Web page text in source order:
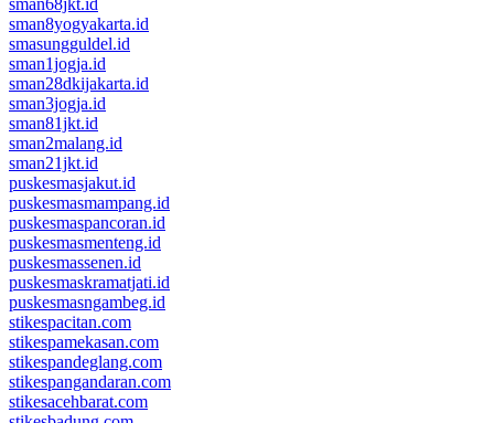
sman68jkt.id
sman8yogyakarta.id
smasungguldel.id
sman1jogja.id
sman28dkijakarta.id
sman3jogja.id
sman81jkt.id
sman2malang.id
sman21jkt.id
puskesmasjakut.id
puskesmasmampang.id
puskesmaspancoran.id
puskesmasmenteng.id
puskesmassenen.id
puskesmaskramatjati.id
puskesmasngambeg.id
stikespacitan.com
stikespamekasan.com
stikespandeglang.com
stikespangandaran.com
stikesacehbarat.com